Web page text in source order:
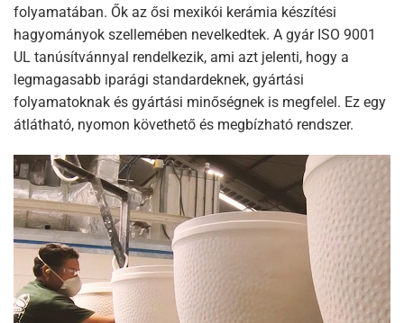
folyamatában. Ők az ősi mexikói kerámia készítési
hagyományok szellemében nevelkedtek. A gyár ISO 9001
UL tanúsítvánnyal rendelkezik, ami azt jelenti, hogy a
legmagasabb iparági standardeknek, gyártási
folyamatoknak és gyártási minőségnek is megfelel. Ez egy
átlátható, nyomon követhető és megbízható rendszer.